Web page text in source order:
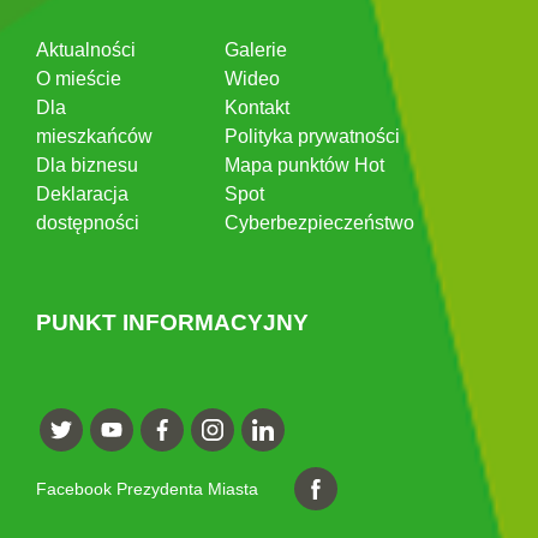
Aktualności
O mieście
Dla
mieszkańców
Dla biznesu
Deklaracja
dostępności
Galerie
Wideo
Kontakt
Polityka prywatności
Mapa punktów Hot
Spot
Cyberbezpieczeństwo
PUNKT INFORMACYJNY
Facebook Prezydenta Miasta